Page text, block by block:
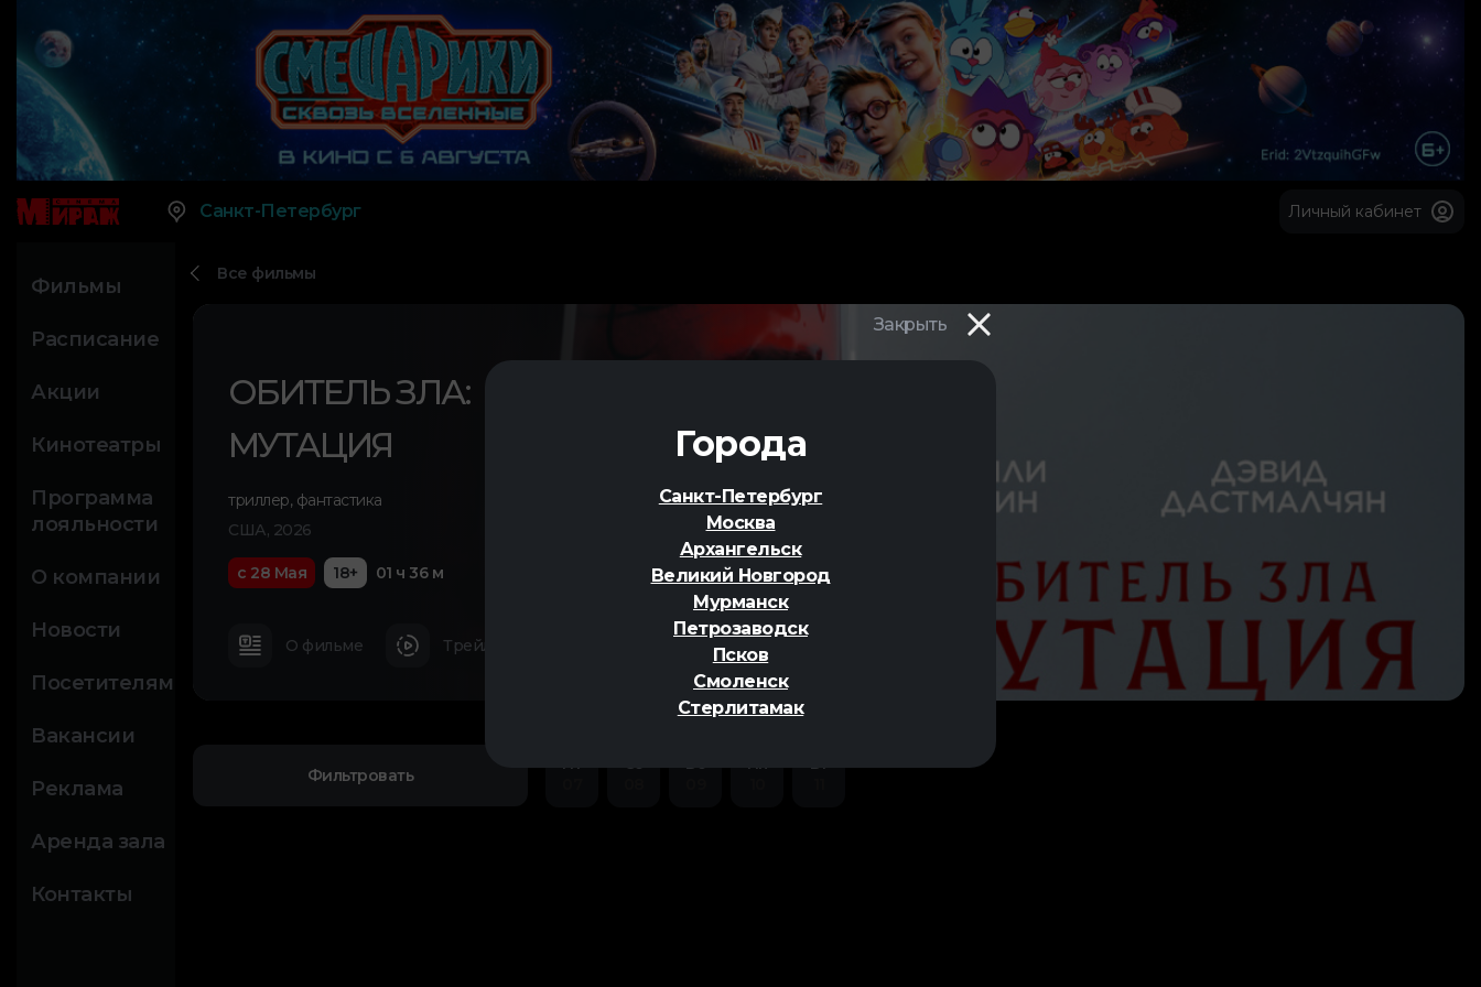
Закрыть
Города
Санкт-Петербург
Москва
Архангельск
Великий Новгород
Мурманск
Петрозаводск
Псков
Смоленск
Стерлитамак
Санкт-Петербург Личный кабинет
Фильмы
Расписание
Акции
Кинотеатры
Программа
лояльности
О компании
Новости
Посетителям
Вакансии
Реклама
Аренда зала
Контакты
Все фильмы
ОБИТЕЛЬ ЗЛА:
МУТАЦИЯ
триллер,фантастика
США, 2026
с 28 Мая 18+ 01 ч 36 м
О фильме Трейлер
Фильтровать
Пт
Сб
Вс
Пн
Вт